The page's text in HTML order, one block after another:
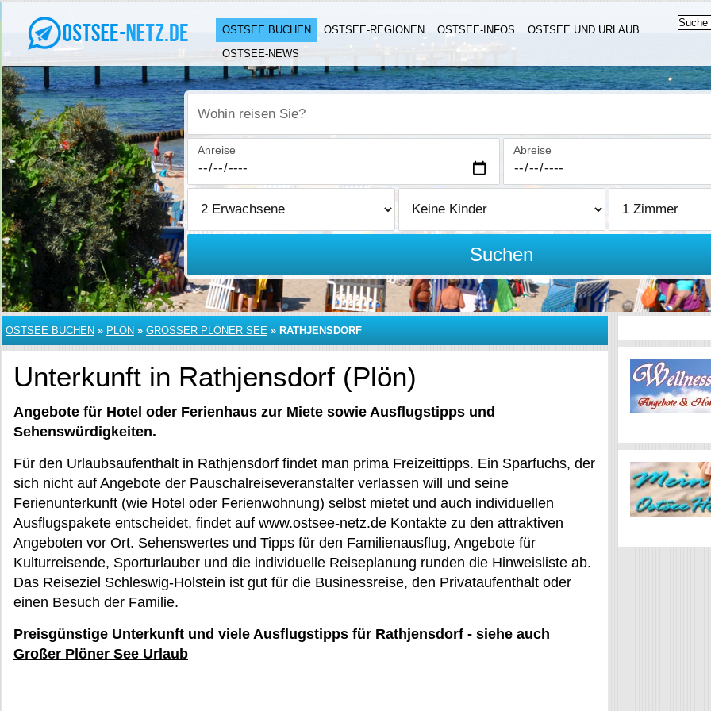
OSTSEE BUCHEN OSTSEE-REGIONEN OSTSEE-INFOS
OSTSEE UND URLAUB
OSTSEE-NEWS
Wohin reisen Sie?
Anreise Abreise
Suchen
OSTSEE BUCHEN » PLÖN » GROSSER PLÖNER SEE » RATHJENSDORF
Unterkunft in Rathjensdorf (Plön)
Angebote für Hotel oder Ferienhaus zur Miete sowie Ausflugstipps und
Sehenswürdigkeiten.
Für den Urlaubsaufenthalt in Rathjensdorf findet man prima Freizeittipps. Ein Sparfuchs, der
sich nicht auf Angebote der Pauschalreiseveranstalter verlassen will und seine
Ferienunterkunft (wie Hotel oder Ferienwohnung) selbst mietet und auch individuellen
Ausflugspakete entscheidet, findet auf www.ostsee-netz.de Kontakte zu den attraktiven
Angeboten vor Ort. Sehenswertes und Tipps für den Familienausflug, Angebote für
Kulturreisende, Sporturlauber und die individuelle Reiseplanung runden die Hinweisliste ab.
Das Reiseziel Schleswig-Holstein ist gut für die Businessreise, den Privataufenthalt oder
einen Besuch der Familie.
Preisgünstige Unterkunft und viele Ausflugstipps für Rathjensdorf - siehe auch
Großer Plöner See Urlaub